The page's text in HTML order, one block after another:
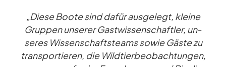
„Diese Boote sind da­für aus­ge­legt, kleine
Grup­pen un­se­rer Gast­wis­sen­schaft­ler, un­
se­res Wis­sen­schafts­teams so­wie Gäste zu
trans­por­tie­ren, die Wild­tier­be­ob­ach­tun­gen,